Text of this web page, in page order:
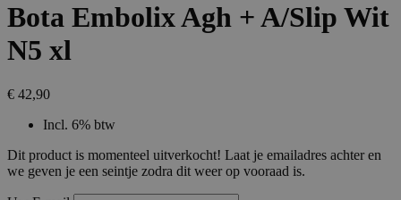
Bota Embolix Agh + A/Slip Wit
N5 xl
€ 42,90
Incl. 6% btw
Dit product is momenteel uitverkocht! Laat je emailadres achter en
we geven je een seintje zodra dit weer op vooraad is.